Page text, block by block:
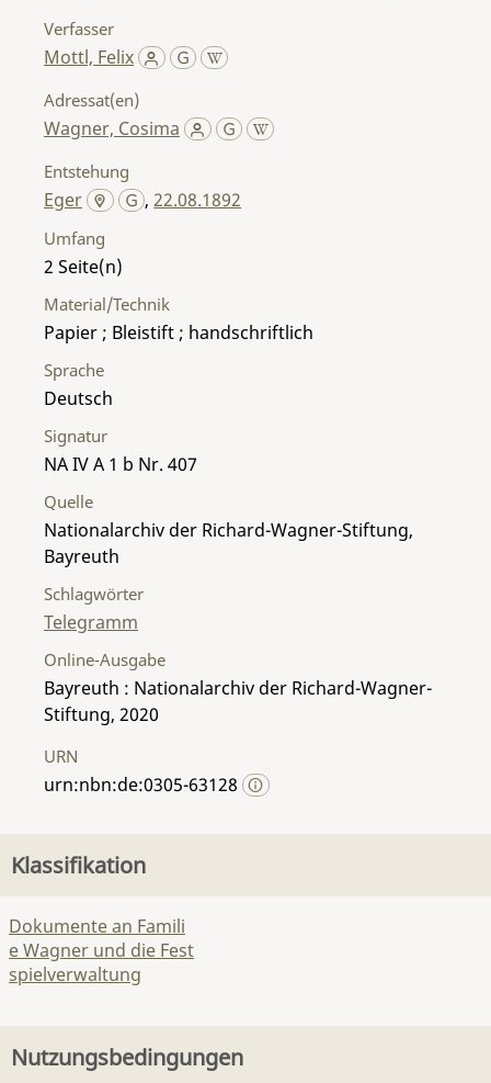
Verfasser
Mottl, Felix
Adressat(en)
Wagner, Cosima
Entstehung
Eger ,22.08.1892
Umfang
2
Material/Technik
Papier ; Bleistift ; handschriftlich
Sprache
Deutsch
Signatur
NA IV A 1 b Nr. 407
Quelle
Nationalarchiv der Richard-Wagner-Stiftung,
Bayreuth
Schlagwörter
Telegramm
Online-Ausgabe
Bayreuth : Nationalarchiv der Richard-Wagner-
Stiftung, 2020
URN
urn:nbn:de:0305-63128
Klassifikation
Dokumente an Famili
e Wagner und die Fest
spielverwaltung
Nutzungsbedingungen